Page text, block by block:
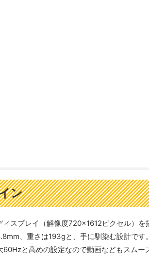
ン
スプレイ（解像度720×1612ピクセル）
、重さは193gと、手に馴染む設計で
60Hzと高めの設定なので動画などもスム